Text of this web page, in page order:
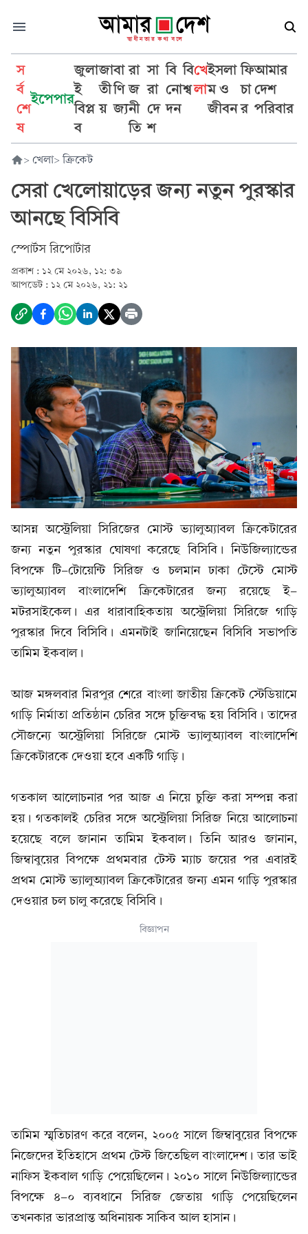
স
র্ব
শে
ষ
ইপেপার
জুলা
ই
বিপ্ল
ব
জা
তী
য়
বা
ণি
জ্য
রা
জ
নী
তি
সা
রা
দে
শ
বি
নো
দন
বি
শ্ব
খে
লা
ইসলা
ম ও
জীবন
ফি
চা
র
আমার
দেশ
পরিবার
> খেলা> ক্রিকেট
সেরা খেলোয়াড়ের জন্য নতুন পুরস্কার
আনছে বিসিবি
স্পোর্টস রিপোর্টার
প্রকাশ : ১২ মে ২০২৬, ১২: ৩৯
আপডেট : ১২ মে ২০২৬, ২১: ২১
আসন্ন অস্ট্রেলিয়া সিরিজের মোস্ট ভ্যালুঅ্যাবল ক্রিকেটারের
জন্য নতুন পুরস্কার ঘোষণা করেছে বিসিবি। নিউজিল্যান্ডের
বিপক্ষে টি-টোয়েন্টি সিরিজ ও চলমান ঢাকা টেস্টে মোস্ট
ভ্যালুঅ্যাবল বাংলাদেশি ক্রিকেটারের জন্য রয়েছে ই-
মটরসাইকেল। এর ধারাবাহিকতায় অস্ট্রেলিয়া সিরিজে গাড়ি
পুরস্কার দিবে বিসিবি। এমনটাই জানিয়েছেন বিসিবি সভাপতি
তামিম ইকবাল।
আজ মঙ্গলবার মিরপুর শেরে বাংলা জাতীয় ক্রিকেট স্টেডিয়ামে
গাড়ি নির্মাতা প্রতিষ্ঠান চেরির সঙ্গে চুক্তিবদ্ধ হয় বিসিবি। তাদের
সৌজন্যে অস্ট্রেলিয়া সিরিজে মোস্ট ভ্যালুঅ্যাবল বাংলাদেশি
ক্রিকেটারকে দেওয়া হবে একটি গাড়ি।
গতকাল আলোচনার পর আজ এ নিয়ে চুক্তি করা সম্পন্ন করা
হয়। গতকালই চেরির সঙ্গে অস্ট্রেলিয়া সিরিজ নিয়ে আলোচনা
হয়েছে বলে জানান তামিম ইকবাল। তিনি আরও জানান,
জিম্বাবুয়ের বিপক্ষে প্রথমবার টেস্ট ম্যাচ জয়ের পর এবারই
প্রথম মোস্ট ভ্যালুঅ্যাবল ক্রিকেটারের জন্য এমন গাড়ি পুরস্কার
দেওয়ার চল চালু করেছে বিসিবি।
বিজ্ঞাপন
তামিম স্মৃতিচারণ করে বলেন, ২০০৫ সালে জিম্বাবুয়ের বিপক্ষে
নিজেদের ইতিহাসে প্রথম টেস্ট জিতেছিল বাংলাদেশ। তার ভাই
নাফিস ইকবাল গাড়ি পেয়েছিলেন। ২০১০ সালে নিউজিল্যান্ডের
বিপক্ষে ৪-০ ব্যবধানে সিরিজ জেতায় গাড়ি পেয়েছিলেন
তখনকার ভারপ্রান্ত অধিনায়ক সাকিব আল হাসান।